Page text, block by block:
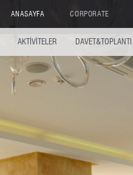
ANASAYFA CORPORATE
AKTİVİTELER DAVET&TOPLANTI